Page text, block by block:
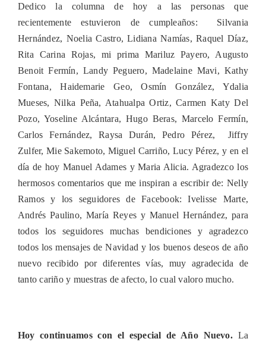
Nuevo
y
en
mi
reflexión
personal:
2016
un
año
de
cierre
ciclos
y
2017
un
año
inicio
y
de
nuevas
oportunidades
Dedico la columna de hoy a las personas que
recientemente estuvieron decumpleaños: Silvania
Hernández, Noelia Castro, Lidiana Namías, Raquel Díaz,
Rita Carina Rojas, mi prima Mariluz Payero, Augusto
Benoit Fermín, Landy Peguero, Madelaine Mavi, Kathy
Fontana, Haidemarie Geo, Osmín González, Ydalia
Mueses, Nilka Peña, Atahualpa Ortiz, Carmen Katy Del
Pozo, Yoseline Alcántara, Hugo Beras, Marcelo Fermín,
Carlos Fernández, Raysa Durán, Pedro Pérez, Jiffry
Zulfer, Mie Sakemoto, Miguel Carriño, Lucy Pérez, y en el
día de hoy Manuel Adames y Maria Alicia. Agradezco los
hermosos comentarios que me inspiran a escribir de: Nelly
Ramos y los seguidores de Facebook: Ivelisse Marte,
Andrés Paulino, María Reyes y Manuel Hernández, para
todos los seguidores muchas bendiciones y agradezco
todos los mensajes de Navidad y los buenos deseos de año
nuevo recibido por diferentes vías, muy agradecida de
tanto cariño y muestras de afecto, lo cual valoro mucho.
Hoy continuamos con el especial de Año Nuevo.La